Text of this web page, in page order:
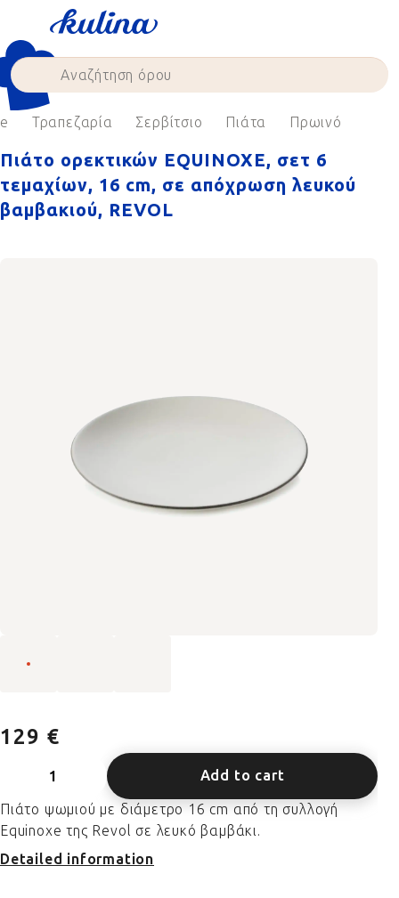
content
Τραπεζαρία Σερβίτσιο Πιάτα Πρωινό
Πιάτο ορεκτικών EQUINOXE, σετ 6
τεμαχίων, 16 cm, σε απόχρωση λευκού
βαμβακιού, REVOL
129 €
Add to cart
Πιάτο ψωμιού με διάμετρο 16 cm από τη συλλογή
Equinoxe της Revol σε λευκό βαμβάκι.
Detailed information